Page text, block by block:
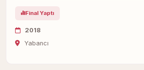
Final Yaptı
2018
Yabancı